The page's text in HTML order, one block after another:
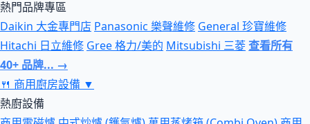
熱門品牌專區
Daikin 大金專門店 Panasonic 樂聲維修 General 珍寶維修
Hitachi 日立維修 Gree 格力/美的 Mitsubishi 三菱查看所有
40+ 品牌... →
🍴 商用廚房設備 ▼
熱廚設備